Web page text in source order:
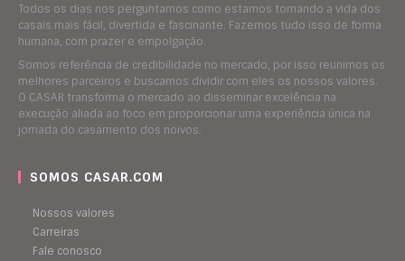
Todos os dias nos perguntamos como estamos tornando a vida dos
casais mais fácil, divertida e fascinante. Fazemos tudo isso de forma
humana, com prazer e empolgação.
Somos referência de credibilidade no mercado, por isso reunimos os
melhores parceiros e buscamos dividir com eles os nossos valores.
O CASAR transforma o mercado ao disseminar excelência na
execução aliada ao foco em proporcionar uma experiência única na
jornada do casamento dos noivos.
SOMOS CASAR.COM
Nossos valores
Carreiras
Fale conosco